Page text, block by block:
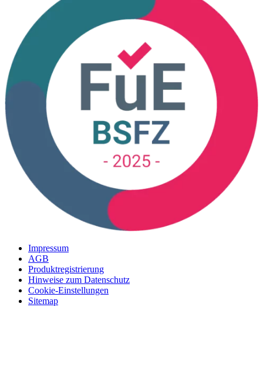
Impressum
AGB
Produktregistrierung
Hinweise zum Datenschutz
Cookie-Einstellungen
Sitemap